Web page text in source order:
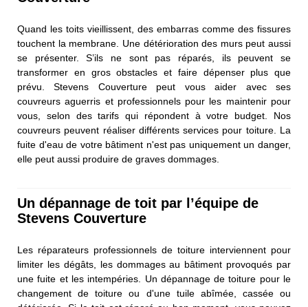
Quand les toits vieillissent, des embarras comme des fissures
touchent la membrane. Une détérioration des murs peut aussi
se présenter. S’ils ne sont pas réparés, ils peuvent se
transformer en gros obstacles et faire dépenser plus que
prévu. Stevens Couverture peut vous aider avec ses
couvreurs aguerris et professionnels pour les maintenir pour
vous, selon des tarifs qui répondent à votre budget. Nos
couvreurs peuvent réaliser différents services pour toiture. La
fuite d'eau de votre bâtiment n'est pas uniquement un danger,
elle peut aussi produire de graves dommages.
Un dépannage de toit par l’équipe de
Stevens Couverture
Les réparateurs professionnels de toiture interviennent pour
limiter les dégâts, les dommages au bâtiment provoqués par
une fuite et les intempéries. Un dépannage de toiture pour le
changement de toiture ou d'une tuile abîmée, cassée ou